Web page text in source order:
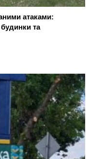
атаками:
та